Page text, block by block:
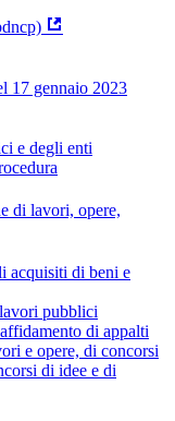
17 gennaio 2023
e degli enti
di lavori, opere,
acquisiti di beni e
pubblici
di appalti
e opere, di concorsi
di idee e di